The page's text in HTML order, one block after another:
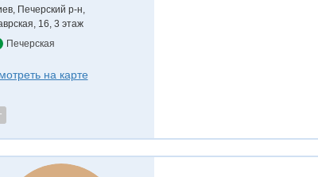
Печерский р-н,
16, 3 этаж
Печерская
на карте